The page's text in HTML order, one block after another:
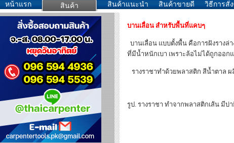
หน้าแรก สินค้า สินค้าแนะนำ สินค้าขายดี วิธีการสั่
บานเลื่อน สำหรับพื้นที่แคบๆ
บานเลื่อน แบบตั้งพื้น คือการฝังราง
ที่มีน้ำหนักเบา เพราะล้อไม่ได้ถูกออก
รางราชาทำด้วยพลาสติก สีน้ำตาล
รูป. รางราชา ทำจากพลาสติกเส้น มีบ่